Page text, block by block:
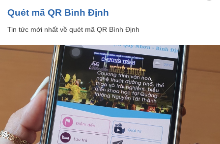
quét mã QR Bình Định
Tin tức mới nhất về quét mã QR Bình Định